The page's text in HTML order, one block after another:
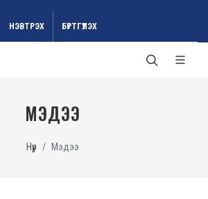
НЭВТРЭХ БҮРТГҮҮЛЭХ
МЭДЭЭ
Нүүр Мэдээ